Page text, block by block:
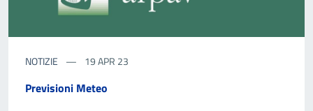
NOTIZIE 19 APR 23
Previsioni Meteo